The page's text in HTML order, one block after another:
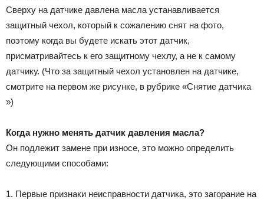
Сверху на датчике давлена масла устанавливается
защитный чехол, который к сожалению снят на фото,
поэтому когда вы будете искать этот датчик,
присматривайтесь к его защитному чехлу, а не к самому
датчику. (Что за защитный чехол установлен на датчике,
смотрите на первом же рисунке, в рубрике «Снятие датчика
»)
Когда нужно менять датчик давления масла?
Он подлежит замене при износе, это можно определить
следующими способами:
1. Первые признаки неисправности датчика, это загорание на